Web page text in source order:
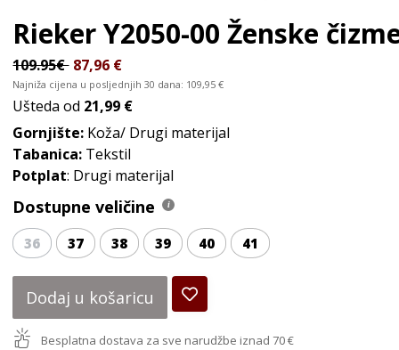
Rieker Y2050-00Ženske
109.95€ 87,96 €
Najniža cijena u posljednjih 30 dana: 109,95€
Ušteda od 21,99 €
Gornjište: Koža/ Drugi materijal
Tabanica: Tekstil
Potplat: Drugi materijal
Dostupne veličine
36 37 38 39 40 41
Dodaj u košaricu
Besplatna dostava za sve narudžbe iznad 70 €